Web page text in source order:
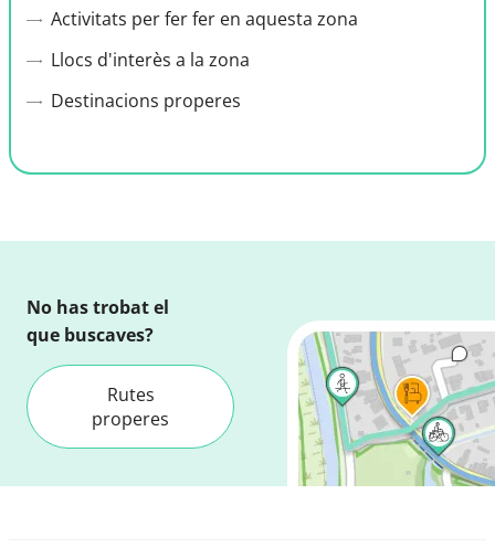
Activitats per fer fer en aquesta zona
Llocs d'interès a la zona
Destinacions properes
No has trobat el
que buscaves?
Rutes
properes